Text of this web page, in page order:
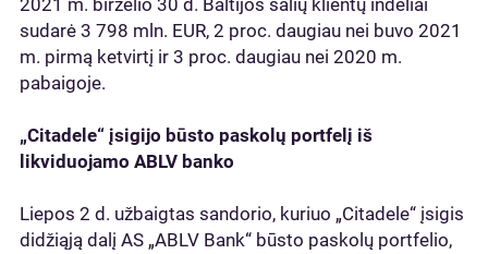
2021 m. birželio 30 d. Baltijos šalių klientų indėliai
sudarė 3 798 mln. EUR, 2 proc. daugiau nei buvo 2021
m. pirmą ketvirtį ir 3 proc. daugiau nei 2020 m.
pabaigoje.
„Citadele“ įsigijo būsto paskolų portfelį iš
likviduojamo ABLV banko
Liepos 2 d. užbaigtas sandorio, kuriuo „Citadele“ įsigis
didžiąją dalį AS „ABLV Bank“ būsto paskolų portfelio,